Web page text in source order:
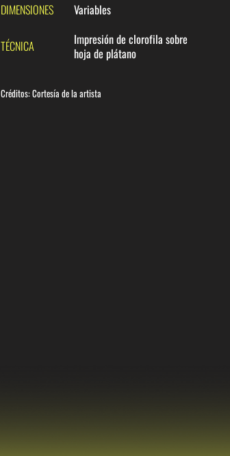
DIMENSIONES Variables
TÉCNICA
Impresión de clorofila sobre
hoja de plátano
Créditos: Cortesía de la artista